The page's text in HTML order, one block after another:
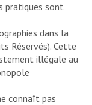
pratiques sont
dans la
Réservés). Cette
illégale au
connaît pas